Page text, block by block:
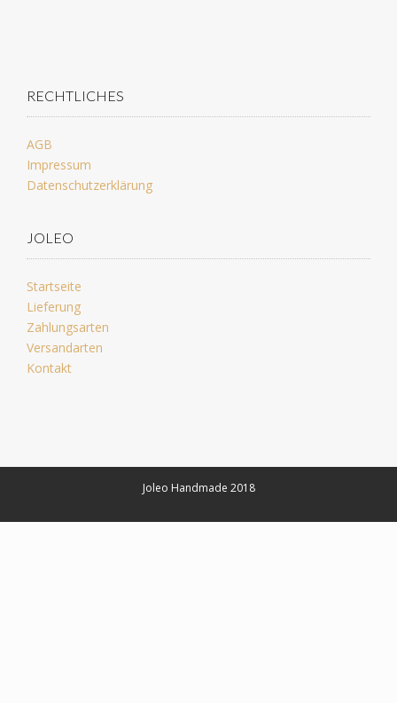
RECHTLICHES
AGB
Impressum
Datenschutzerklärung
JOLEO
Startseite
Lieferung
Zahlungsarten
Versandarten
Kontakt
Joleo Handmade 2018